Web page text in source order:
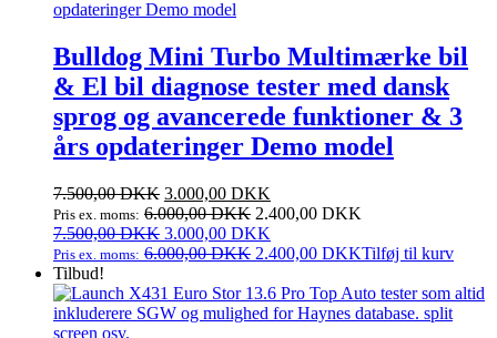
Bulldog Mini Turbo Multimærke bil
& El bil diagnose tester med dansk
sprog og avancerede funktioner & 3
års opdateringer Demo model
7.500,00DKK Den
oprindelige
pris
var:
3.000,00 DKK
aktuelle
er:
Pris ex. moms: 6.000,00DKK 2.400,00 DKK
7.500,00DKK Den
oprindelige
var:
7.500,00 DKK.
3.000,00 DKK
aktuelle
er:
3.000,00 DKK.
Pris ex. moms: 6.000,00DKK 2.400,00 DKKTilføj til kurv
Tilbud!